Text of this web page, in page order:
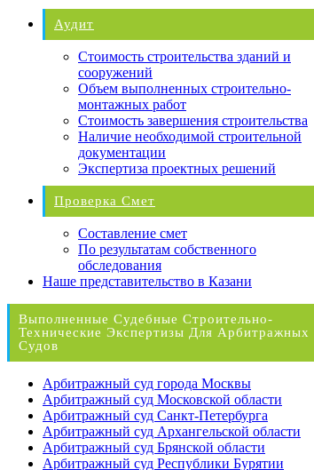
Аудит
Стоимость строительства зданий и
сооружений
Объем выполненных строительно-
монтажных работ
Стоимость завершения строительства
Наличие необходимой строительной
документации
Экспертиза проектных решений
Проверка Смет
Составление смет
По результатам собственного
обследования
Наше представительство в Казани
Выполненные Судебные Строительно-
Технические Экспертизы Для Арбитражных
Судов
Арбитражный суд города Москвы
Арбитражный суд Московской области
Арбитражный суд Санкт-Петербурга
Арбитражный суд Архангельской области
Арбитражный суд Брянской области
Арбитражный суд Республики Бурятии